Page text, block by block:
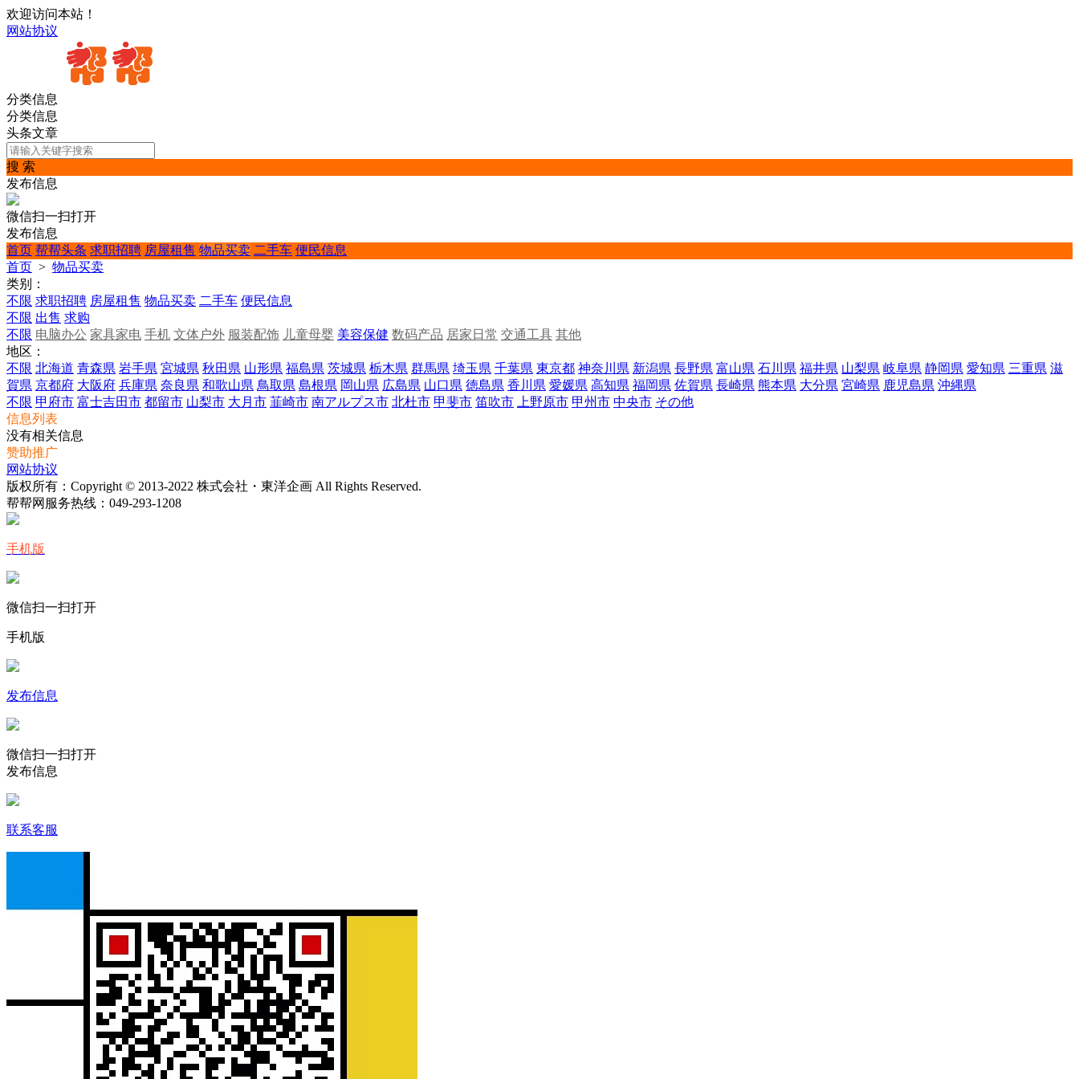
欢迎访问本站！
网站协议
分类信息
分类信息
头条文章
搜 索
发布信息
微信扫一扫打开
发布信息
首页 帮帮头条 求职招聘 房屋租售 物品买卖 二手车 便民信息
首页 > 物品买卖
类别：
不限 求职招聘 房屋租售 物品买卖 二手车 便民信息
不限 出售 求购
不限 电脑办公 家具家电 手机 文体户外 服装配饰 儿童母婴 美容保健 数码产品 居家日常 交通工具 其他
地区：
不限 北海道 青森県 岩手県 宮城県 秋田県 山形県 福島県 茨城県 栃木県 群馬県 埼玉県 千葉県 東京都 神奈川県 新潟県 長野県 富山県 石川県 福井県 山梨県 岐阜県 静岡県 愛知県 三重県 滋
賀県 京都府 大阪府 兵庫県 奈良県 和歌山県 鳥取県 島根県 岡山県 広島県 山口県 徳島県 香川県 愛媛県 高知県 福岡県 佐賀県 長崎県 熊本県 大分県 宮崎県 鹿児島県 沖縄県
不限 甲府市 富士吉田市 都留市 山梨市 大月市 韮崎市 南アルプス市 北杜市 甲斐市 笛吹市 上野原市 甲州市 中央市 その他
信息列表
没有相关信息
赞助推广
网站协议
版权所有：Copyright © 2013-2022 株式会社・東洋企画 All Rights Reserved.
帮帮网服务热线： 049-293-1208
手机版
微信扫一扫打开
手机版
发布信息
微信扫一扫打开
发布信息
联系客服